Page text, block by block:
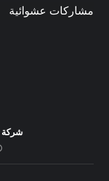
مشاركات عشوائية
شركة